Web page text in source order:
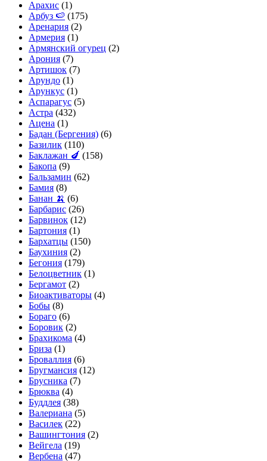
Арахис (1)
Арбуз 🍉 (175)
Аренария (2)
Армерия (1)
Армянский огурец (2)
Арония (7)
Артишок (7)
Арундо (1)
Арункус (1)
Аспарагус (5)
Астра (432)
Ацена (1)
Бадан (Бергения) (6)
Базилик (110)
Баклажан 🍆 (158)
Бакопа (9)
Бальзамин (62)
Бамия (8)
Банан 🍌 (6)
Барбарис (26)
Барвинок (12)
Бартония (1)
Бархатцы (150)
Баухиния (2)
Бегония (179)
Белоцветник (1)
Бергамот (2)
Биоактиваторы (4)
Бобы (8)
Бораго (6)
Боровик (2)
Брахикома (4)
Бриза (1)
Броваллия (6)
Бругмансия (12)
Брусника (7)
Брюква (4)
Буддлея (38)
Валериана (5)
Василек (22)
Вашингтония (2)
Вейгела (19)
Вербена (47)